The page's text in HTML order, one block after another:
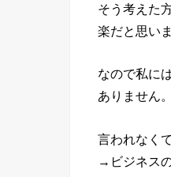
そう考えた
楽だと思い
なので私に
ありません。
言われなく
→ビジネス